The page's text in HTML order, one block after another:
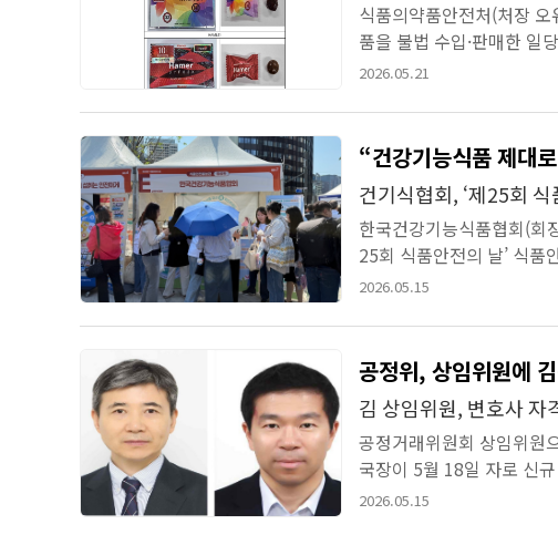
식품의약품안전처(처장
품을 불법 수입·판매한 일
판매됐지만 전문의약품 성
2026.05.21
“건강기능식품 제대
건기식협회, ‘제25회
한국건강기능식품협회(회
25회 식품안전의 날’ 식품
혔다.식품의약품안전처가
2026.05.15
공정위, 상임위원에
김 상임위원, 변호사 자
공정거래위원회 상임위원
국장이 5월 18일 자로 신
회 사법고시 합격 후 2001년
2026.05.15